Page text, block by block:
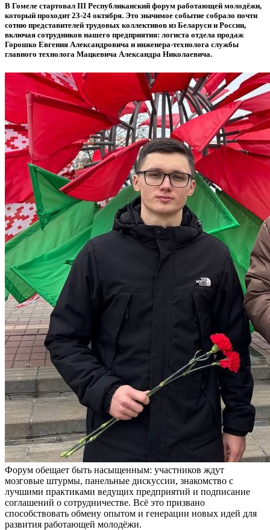
В Гомеле стартовал III Республиканский форум работающей молодёжи,
который проходит 23-24 октября. Это значимое событие собрало почти
сотню представителей трудовых коллективов из Беларуси и России,
включая сотрудников нашего предприятия: логиста отдела продаж
Горошко Евгения Александровича и инженера-технолога службы
главного технолога Мацкевича Александра Николаевича.
Форум обещает быть насыщенным: участников ждут
мозговые штурмы, панельные дискуссии, знакомство с
лучшими практиками ведущих предприятий и подписание
соглашений о сотрудничестве. Всё это призвано
способствовать обмену опытом и генерации новых идей для
развития работающей молодёжи.